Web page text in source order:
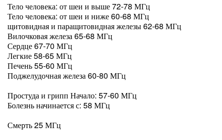
Тело человека: от шеи и выше 72-78 МГц
Тело человека: от шеи и ниже 60-68 МГц
щитовидная и паращитовидная железы 62-68 МГц
Вилочковая железа 65-68 МГц
Сердце 67-70 МГц
Легкие 58-65 МГц
Печень 55-60 МГц
Поджелудочная железа 60-80 МГц
Простуда и грипп Начало: 57-60 МГц
Болезнь начинается с: 58 МГц
Смерть 25 МГц